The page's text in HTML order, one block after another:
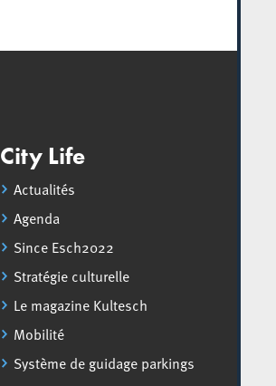
City Life
Actualités
Agenda
Since Esch2022
Stratégie culturelle
Le magazine Kultesch
Mobilité
Système de guidage parkings